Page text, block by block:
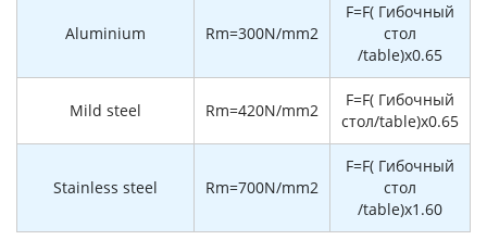
Aluminium Rm=300N/mm2
F=F( Гибочный
стол
/table)x0.65
Mild steel Rm=420N/mm2
F=F( Гибочный
стол/table)x0.65
Stainless steel Rm=700N/mm2
F=F( Гибочный
стол
/table)x1.60